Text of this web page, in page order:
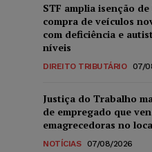
STF amplia isenção de
compra de veículos
com deficiência e
níveis
DIREITO TRIBUTÁRIO 07/
Justiça do Trabalho
de empregado que
emagrecedoras no
NOTÍCIAS 07/08/2026